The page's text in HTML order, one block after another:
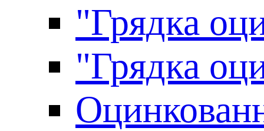
"Грядка
"Грядка